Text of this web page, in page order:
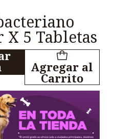
X 5 Tabletas
Agregar al
Carrito